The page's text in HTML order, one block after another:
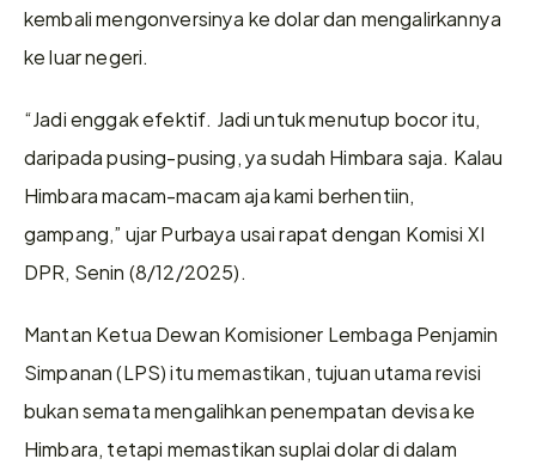
kembali mengonversinya ke dolar dan mengalirkannya
ke luar negeri.
“Jadi enggak efektif. Jadi untuk menutup bocor itu,
daripada pusing-pusing, ya sudah Himbara saja. Kalau
Himbara macam-macam aja kami berhentiin,
gampang,” ujar Purbaya usai rapat dengan Komisi XI
DPR, Senin (8/12/2025).
Mantan Ketua Dewan Komisioner Lembaga Penjamin
Simpanan (LPS) itu memastikan, tujuan utama revisi
bukan semata mengalihkan penempatan devisa ke
Himbara, tetapi memastikan suplai dolar di dalam